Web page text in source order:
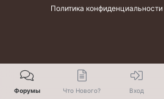
Политика конфиденциальности
Форумы Что Нового? Вход